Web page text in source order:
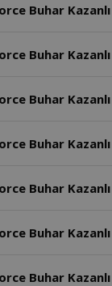
Buhar
Buhar
Buhar
Buhar
Buhar
Buhar
Buhar